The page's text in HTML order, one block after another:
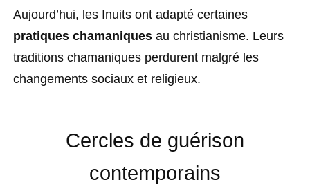
Aujourd’hui, les Inuits ont adapté certaines
pratiques chamaniques au christianisme. Leurs
traditions chamaniques perdurent malgré les
changements sociaux et religieux.
Cercles de guérison
contemporains